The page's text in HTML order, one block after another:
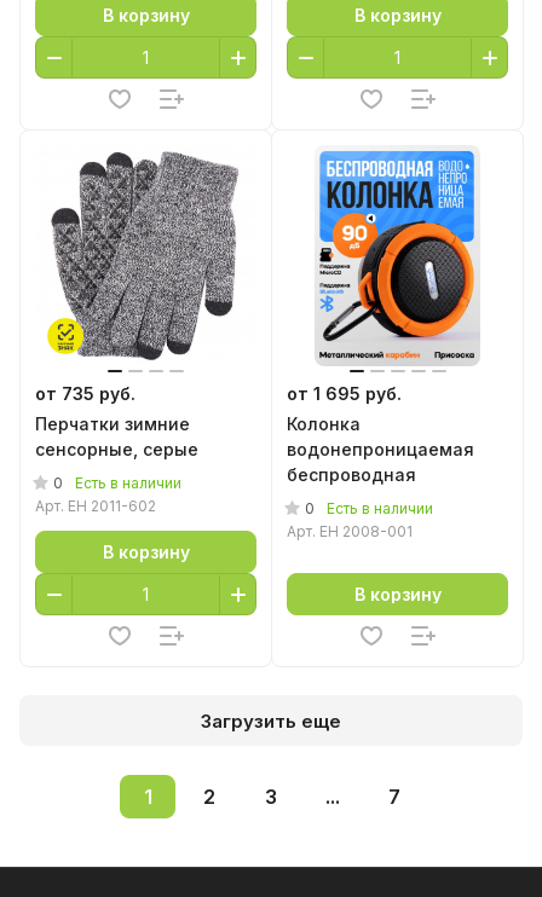
В корзину В корзину
от 735 руб.
Перчатки зимние
сенсорные, серые
0
Есть в наличии
Арт. EH 2011-602
В корзину
от 1 695 руб.
Колонка
водонепроницаемая
беспроводная
0
Есть в наличии
Арт. EH 2008-001
В корзину
Загрузить еще
1 2 3 ... 7